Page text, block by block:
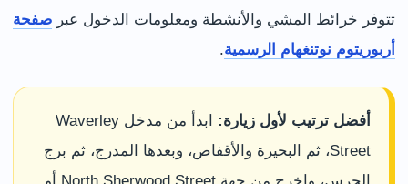
تتوفر خرائط المشي والأنشطة ومعلومات الدخول عبر صفحة
أربوريتوم نوتنغهام الرسمية.
أفضل ترتيب لأول زيارة:
ابدأ من مدخل Waverley
Street، ثم البحيرة والأقفاص، وبعدها المدرج، ثم برج